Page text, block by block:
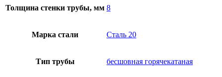
Толщина стенки трубы, мм 8
Марка стали Сталь 20
Тип трубы бесшовная горячекатаная